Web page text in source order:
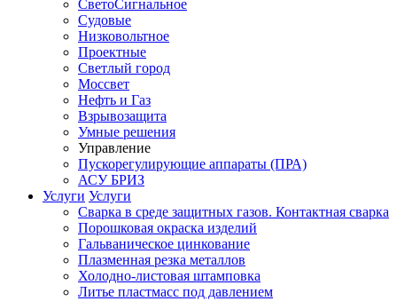
СветоСигнальное
Судовые
Низковольтное
Проектные
Светлый город
Моссвет
Нефть и Газ
Взрывозащита
Умные решения
Управление
Пускорегулирующие аппараты (ПРА)
АСУ БРИЗ
Услуги Услуги
Сварка в среде защитных газов. Контактная сварка
Порошковая окраска изделий
Гальваническое цинкование
Плазменная резка металлов
Холодно-листовая штамповка
Литье пластмасс под давлением